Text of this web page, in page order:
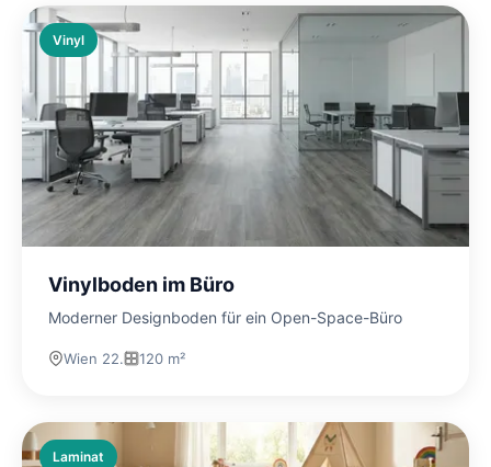
Vinyl
Vinylboden im Büro
Moderner Designboden für ein Open-Space-Büro
Wien 22. 120 m²
Laminat